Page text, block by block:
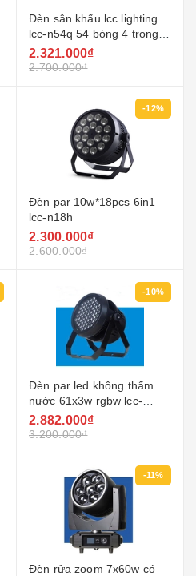
Đèn sân khấu lcc lighting
lcc-n54q 54 bóng 4 trong 1
par light
2.321.000₫
2.700.000₫
-12%
Đèn par 10w*18pcs 6in1
lcc-n18h
2.300.000₫
2.600.000₫
-10%
Đèn par led không thấm
nước 61x3w rgbw lcc-
9161s
2.882.000₫
3.200.000₫
-11%
Đèn rửa zoom 7x60w có